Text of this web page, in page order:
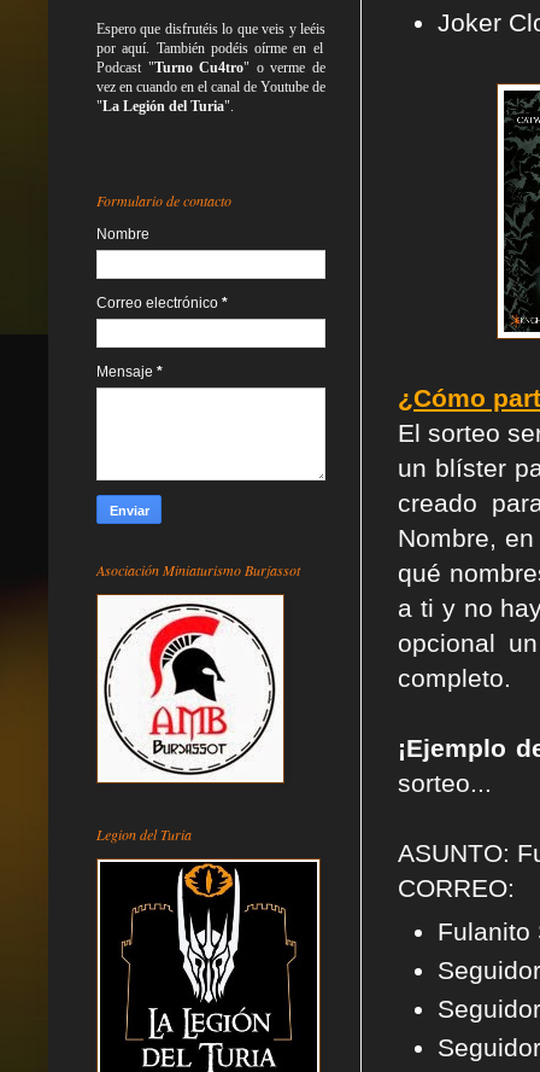
Joker
¿Cómo
El sorteo
un blíster
creado
Nombre,
qué
a ti y no
opcional
completo.
¡Ejemplo
sorteo...
ASUNTO:
CORREO:
Fulanito
Espero que disfrutéis lo queveis yleéis
por aquí. También podéis oírme en el
Podcast "Turno Cu4tro" o verme de
vez en cuando en el canal de Youtube de
"La Legión del Turia".
Formulario de contacto
Nombre
Correo electrónico *
Mensaje *
Asociación Miniaturismo Burjassot
Legion del Turia